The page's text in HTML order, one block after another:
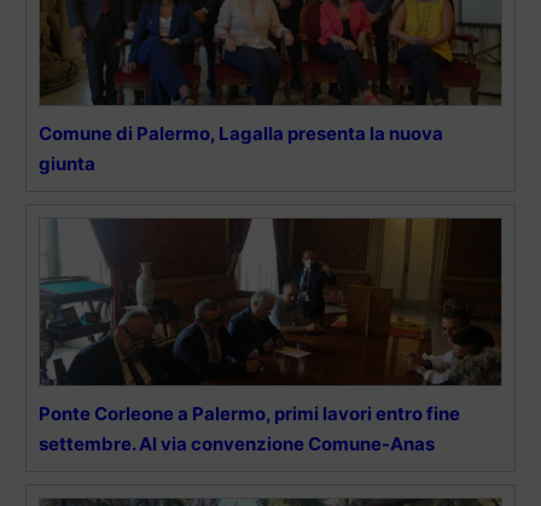
Comune di Palermo, Lagalla presenta la nuova
giunta
Ponte Corleone a Palermo, primi lavori entro fine
settembre. Al via convenzione Comune-Anas